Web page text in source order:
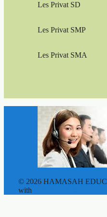
Les Privat SD
Les Privat SMP
Les Privat SMA
© 2026 HAMASAH
with